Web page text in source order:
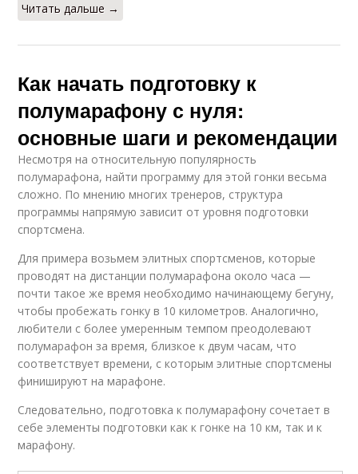
Читать дальше →
Как начать подготовку к
полумарафону с нуля:
основные шаги и рекомендации
Несмотря на относительную популярность
полумарафона, найти программу для этой гонки весьма
сложно. По мнению многих тренеров, структура
программы напрямую зависит от уровня подготовки
спортсмена.
Для примера возьмем элитных спортсменов, которые
проводят на дистанции полумарафона около часа —
почти такое же время необходимо начинающему бегуну,
чтобы пробежать гонку в 10 километров. Аналогично,
любители с более умеренным темпом преодолевают
полумарафон за время, близкое к двум часам, что
соответствует времени, с которым элитные спортсмены
финишируют на марафоне.
Следовательно, подготовка к полумарафону сочетает в
себе элементы подготовки как к гонке на 10 км, так и к
марафону.